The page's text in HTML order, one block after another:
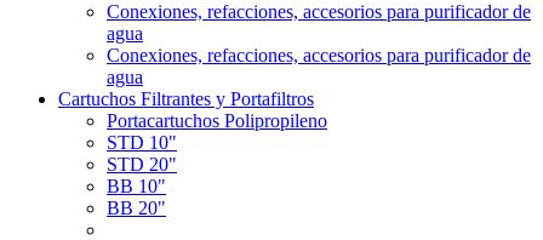
Conexiones, refacciones, accesorios para purificador de
agua
Conexiones, refacciones, accesorios para purificador de
agua
Cartuchos Filtrantes y Portafiltros
Portacartuchos Polipropileno
STD 10"
STD 20"
BB 10"
BB 20"